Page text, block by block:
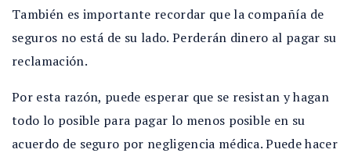
También es importante recordar que la compañía de
seguros no está de su lado. Perderán dinero al pagar su
reclamación.
Por esta razón, puede esperar que se resistan y hagan
todo lo posible para pagar lo menos posible en su
acuerdo de seguro por negligencia médica. Puede hacer